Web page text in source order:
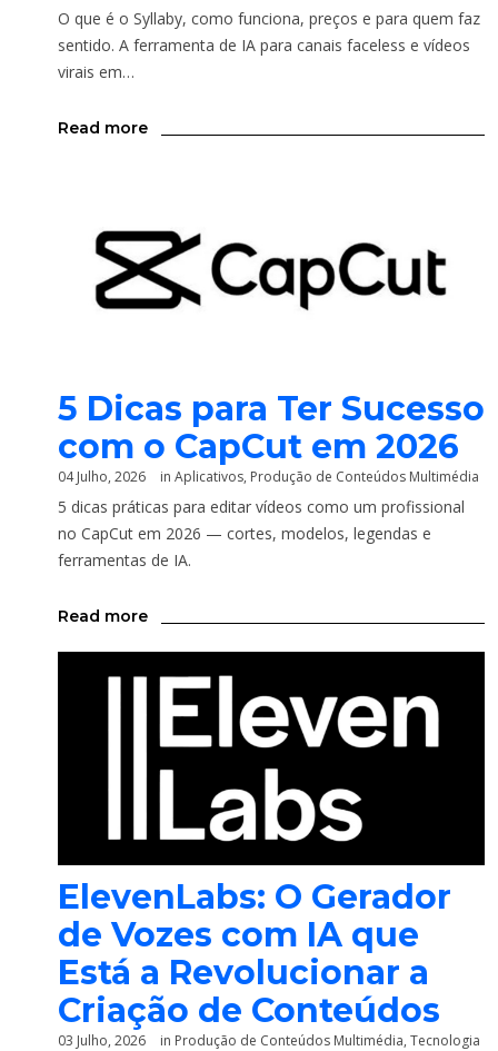
O que é o Syllaby, como funciona, preços e para quem faz
sentido. A ferramenta de IA para canais faceless e vídeos
virais em…
Read more
5 Dicas para Ter Sucesso
com o CapCut em 2026
04 Julho, 2026 in Aplicativos, Produção de Conteúdos Multimédia
5 dicas práticas para editar vídeos como um profissional
no CapCut em 2026 — cortes, modelos, legendas e
ferramentas de IA.
Read more
ElevenLabs: O Gerador
de Vozes com IA que
Está a Revolucionar a
Criação de Conteúdos
03 Julho, 2026 in Produção de Conteúdos Multimédia, Tecnologia